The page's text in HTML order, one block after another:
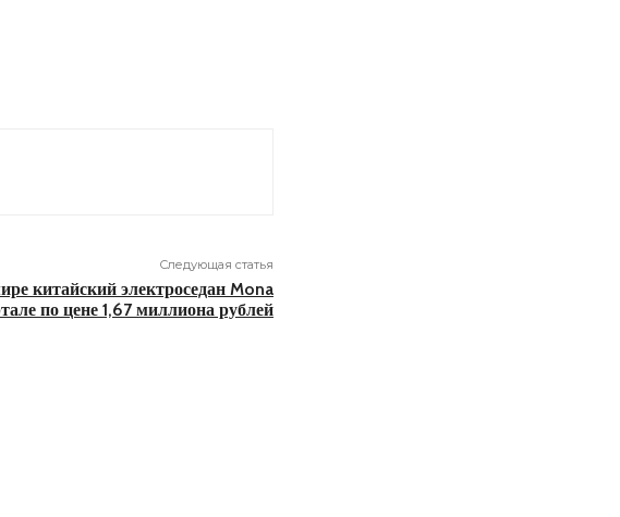
Следующая статья
китайский электроседан Mona
по цене 1,67 миллиона рублей